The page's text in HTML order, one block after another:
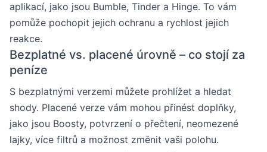
aplikací, jako jsou Bumble, Tinder a Hinge. To vám
pomůže pochopit jejich ochranu a rychlost jejich
reakce.
Bezplatné vs. placené úrovně – co stojí za
peníze
S bezplatnými verzemi můžete prohlížet a hledat
shody. Placené verze vám mohou přinést doplňky,
jako jsou Boosty, potvrzení o přečtení, neomezené
lajky, více filtrů a možnost změnit vaši polohu.